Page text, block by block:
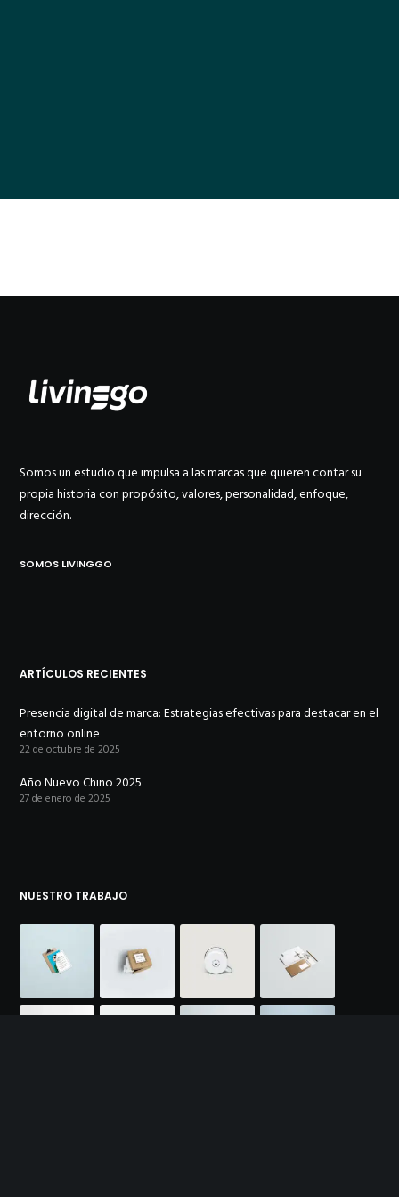
Somos un estudio que impulsa a las marcas que quieren contar su
propia historia con propósito, valores, personalidad, enfoque,
dirección.
SOMOS LIVINGGO
ARTÍCULOS RECIENTES
Presencia digital de marca: Estrategias efectivas para destacar en el
entorno online
22 de octubre de 2025
Año Nuevo Chino 2025
27 de enero de 2025
NUESTRO TRABAJO